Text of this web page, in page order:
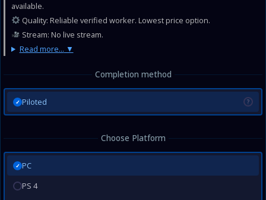
available.
Quality: Reliable verified worker. Lowest price option.
Stream: No live stream.
Read more...
Completion method
✓ Piloted ?
Choose Platform
✓ PC
PS 4